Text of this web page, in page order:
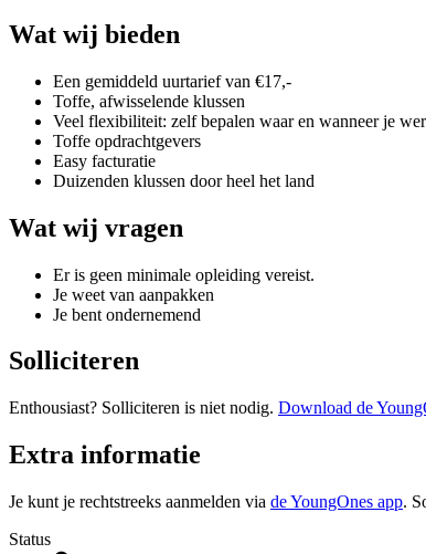
Wat wij bieden
Een gemiddeld uurtarief van €17,-
Toffe, afwisselende klussen
Veel flexibiliteit: zelf bepalen waar en wanneer je
Toffe opdrachtgevers
Easy facturatie
Duizenden klussen door heel het land
Wat wij vragen
Er is geen minimale opleiding vereist.
Je weet van aanpakken
Je bent ondernemend
Solliciteren
Enthousiast? Solliciteren is niet nodig. Download de
Extra informatie
Je kunt je rechtstreeks aanmelden via de YoungOnes app.
Status